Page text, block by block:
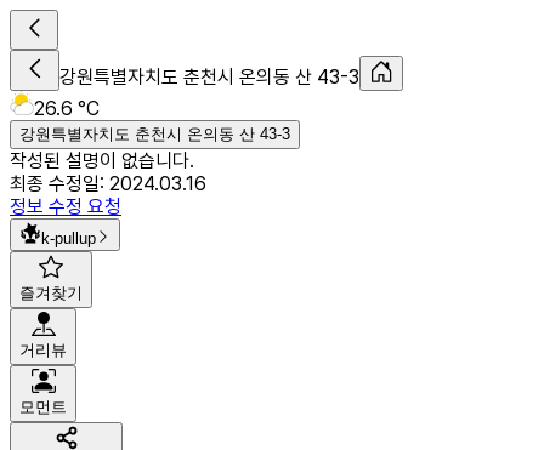
강원특별자치도 춘천시 온의동 산 43-3
26.6 °C
강원특별자치도 춘천시 온의동 산 43-3
작성된 설명이 없습니다.
최종 수정일: 2024.03.16
정보 수정 요청
k-pullup
즐겨찾기
거리뷰
모먼트